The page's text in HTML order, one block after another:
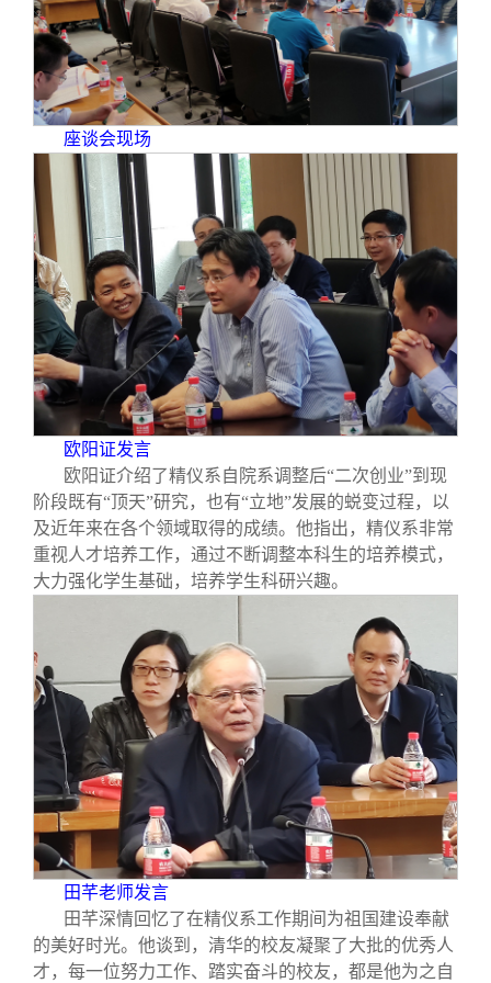
校友文苑
校友讲坛
三创大赛
实用信息
会长致辞
总会章程
制度法规
联系我们
座谈会现场
欧阳证发言
欧阳证介绍了精仪系自院系调整后“二次创业”到现
阶段既有“顶天”研究，也有“立地”发展的蜕变过程，以
及近年来在各个领域取得的成绩。他指出，精仪系非常
重视人才培养工作，通过不断调整本科生的培养模式，
大力强化学生基础，培养学生科研兴趣。
田芊老师发言
田芊深情回忆了在精仪系工作期间为祖国建设奉献
的美好时光。他谈到，清华的校友凝聚了大批的优秀人
才，每一位努力工作、踏实奋斗的校友，都是他为之自